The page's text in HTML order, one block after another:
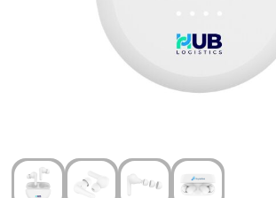
Verzorging & welness
Sinterklaas artikelen
Wijn, bier en proeverij